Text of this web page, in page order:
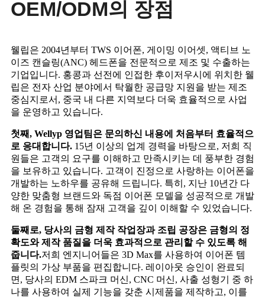
OEM/ODM의 장점
웰립은 2004년부터 TWS 이어폰, 게이밍 이어셋, 액티브 노
이즈 캔슬링(ANC) 헤드폰을 전문적으로 제조 및 수출하는
기업입니다. 홍콩과 선전에 인접한 후이저우시에 위치한 웰
립은 전자 산업 분야에서 탁월한 공급망 지원을 받는 제조
중심지로서, 중국 내 다른 지역보다 더욱 효율적으로 사업
을 운영하고 있습니다.
첫째, Wellyp 영업팀은 문의하신 내용에 처음부터 효율적으
로 응대합니다. 15년 이상의 업계 경력을 바탕으로, 저희 직
원들은 고객의 요구를 이해하고 만족시키는 데 풍부한 경험
을 보유하고 있습니다. 고객이 진정으로 사랑하는 이어폰을
개발하는 노하우를 공유해 드립니다. 특히, 지난 10년간 다
양한 맞춤형 브랜드와 독점 이어폰 모델을 성공적으로 개발
해 온 경험을 통해 잠재 고객을 깊이 이해할 수 있었습니다.
둘째로, 당사의 금형 제작 작업장과 조립 공장은 금형의 정
확도와 제작 품질을 더욱 효과적으로 관리할 수 있도록 해
줍니다.저희 엔지니어들은 3D Max를 사용하여 이어폰 템
플릿의 가상 부품을 편집합니다. 레이아웃 승인이 완료되
면, 당사의 EDM 스파크 머신, CNC 머신, 사출 성형기 중 하
나를 사용하여 실제 기능을 갖춘 시제품을 제작하고, 이를